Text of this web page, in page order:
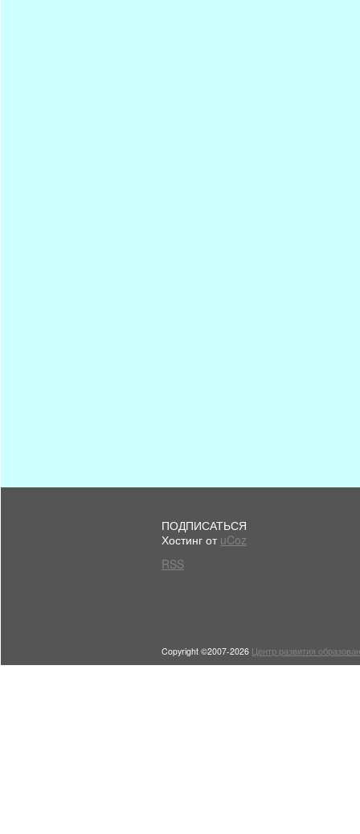
ПОДПИСАТЬСЯ
Хостинг от uCoz
RSS
Copyright ©2007-2026 Центр развития